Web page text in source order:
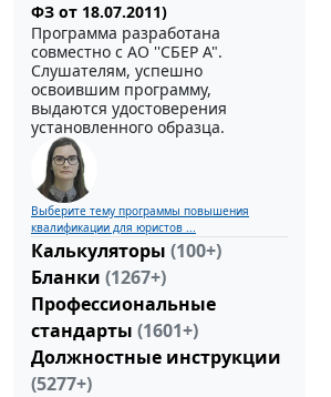
ФЗ от 18.07.2011)
Программа разработана
совместно с АО ''СБЕР А".
Слушателям, успешно
освоившим программу,
выдаются удостоверения
установленного образца.
Выберите тему программы повышения
квалификации для юристов ...
Калькуляторы (100+)
Бланки (1267+)
Профессиональные
стандарты (1601+)
Должностные инструкции
(5277+)